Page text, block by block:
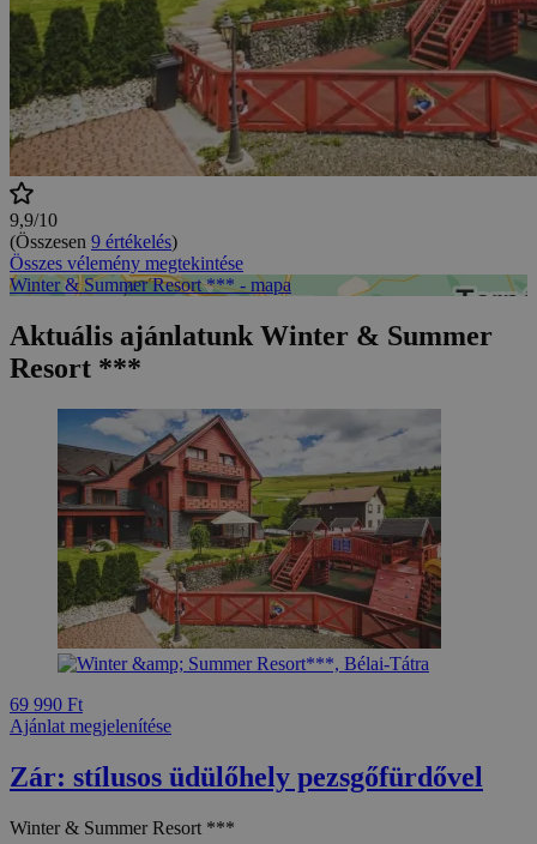
9,9/10
(Összesen 9 értékelés)
Összes vélemény megtekintése
Winter & Summer Resort *** - mapa
Aktuális ajánlatunk Winter & Summer
Resort ***
69 990 Ft
Ajánlat megjelenítése
Zár: stílusos üdülőhely pezsgőfürdővel
Winter & Summer Resort ***